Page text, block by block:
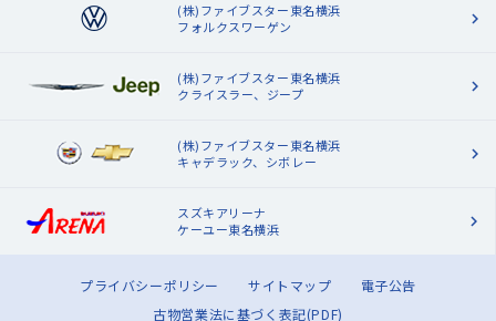
(株)ファイブスター東名横浜
フォルクスワーゲン
(株)ファイブスター東名横浜
クライスラー、ジープ
(株)ファイブスター東名横浜
キャデラック、シボレー
スズキアリーナ
ケーユー東名横浜
プライバシーポリシー サイトマップ
電子公告
古物営業法に基づく表記(PDF)